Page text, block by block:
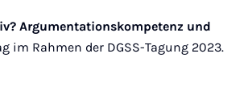
Argumentationskompetenz und
im Rahmen der DGSS-Tagung 2023.